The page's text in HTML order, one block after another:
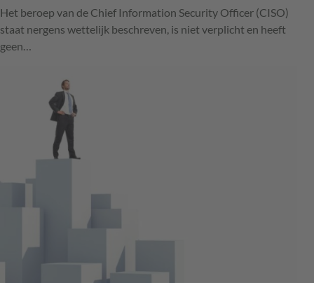
Het beroep van de Chief Information Security Officer (CISO)
staat nergens wettelijk beschreven, is niet verplicht en heeft
geen…